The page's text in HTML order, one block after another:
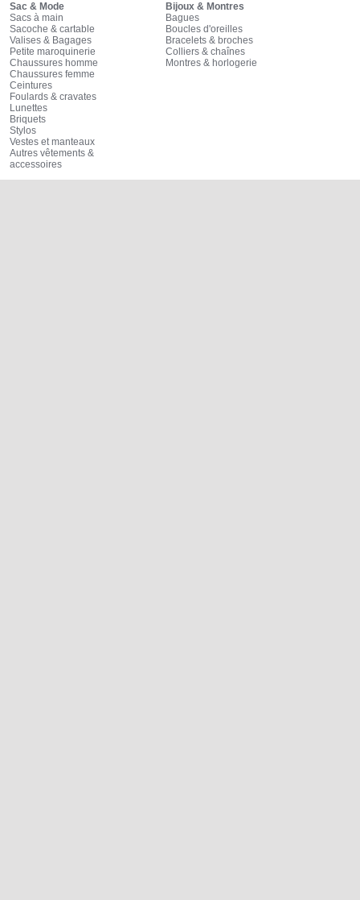
Sac & Mode
Sacs à main
Sacoche & cartable
Valises & Bagages
Petite maroquinerie
Chaussures homme
Chaussures femme
Ceintures
Foulards & cravates
Lunettes
Briquets
Stylos
Vestes et manteaux
Autres vêtements &
accessoires
Bijoux & Montres
Bagues
Boucles d'oreilles
Bracelets & broches
Colliers & chaînes
Montres & horlogerie